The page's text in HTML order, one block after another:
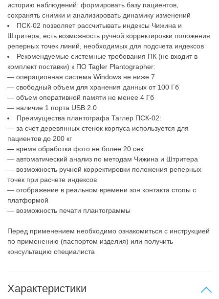
историю наблюдений: формировать базу пациентов,
сохранять снимки и анализировать динамику изменений
ПСК-02 позволяет рассчитывать индексы Чижина и
Штритера, есть возможность ручной корректировки положения
реперных точек линий, необходимых для подсчета индексов
Рекомендуемые системные требования ПК (не входит в
комплект поставки) к ПО Tagler Plantographer:
— операционная система Windows не ниже 7
— свободный объем для хранения данных от 100 Гб
— объем оперативной памяти не менее 4 Гб
— наличие 1 порта USB 2.0
Преимущества плантографа Таглер ПСК-02:
— за счет деревянных стенок корпуса используется для
пациентов до 200 кг
— время обработки фото не более 20 сек
— автоматический анализ по методам Чижина и Штритера
— возможность ручной корректировки положения реперных
точек при расчете индексов
— отображение в реальном времени зон контакта стопы с
платформой
— возможность печати плантограммы
Перед применением необходимо ознакомиться с инструкцией
по применению (паспортом изделия) или получить
консультацию специалиста
Характеристики